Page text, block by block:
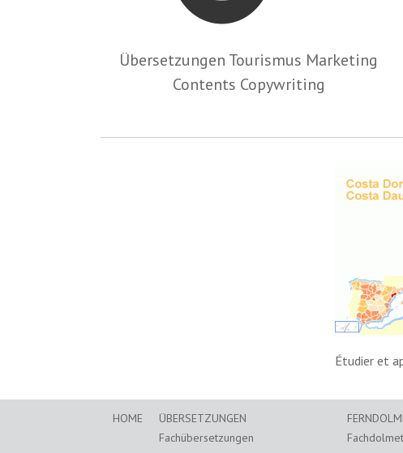
Übersetzungen Tourismus Marketing
Contents Copywriting
Étudier et
HOME
ÜBERSETZUNGEN
Fachübersetzungen